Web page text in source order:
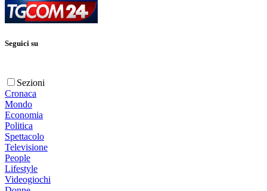
Seguici su
Sezioni
Cronaca
Mondo
Economia
Politica
Spettacolo
Televisione
People
Lifestyle
Videogiochi